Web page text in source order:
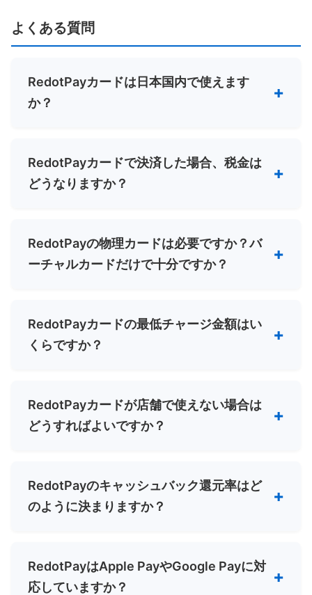
よくある質問
RedotPayカードは日本国内で使えます
か？
RedotPayカードで決済した場合、税金は
どうなりますか？
RedotPayの物理カードは必要ですか？バ
ーチャルカードだけで十分ですか？
RedotPayカードの最低チャージ金額はい
くらですか？
RedotPayカードが店舗で使えない場合は
どうすればよいですか？
RedotPayのキャッシュバック還元率はど
のように決まりますか？
RedotPayはApple PayやGoogle Payに対
応していますか？